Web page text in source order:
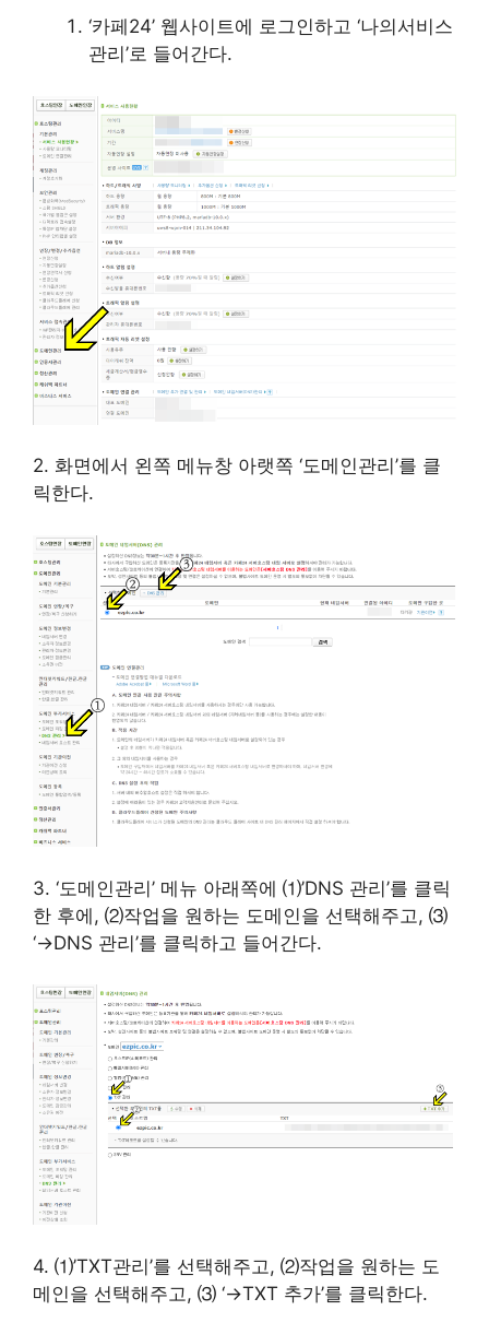
‘카페24’ 웹사이트에 로그인하고 ‘나의서비스
관리’로 들어간다.
2. 화면에서 왼쪽 메뉴창 아랫쪽 ‘도메인관리’를 클
릭한다.
3. ‘도메인관리’ 메뉴 아래쪽에 ⑴’DNS 관리’를 클릭
한 후에, ⑵작업을 원하는 도메인을 선택해주고, ⑶
‘→DNS 관리’를 클릭하고 들어간다.
4. ⑴’TXT관리’를 선택해주고, ⑵작업을 원하는 도
메인을 선택해주고, ⑶ ‘→TXT 추가’를 클릭한다.